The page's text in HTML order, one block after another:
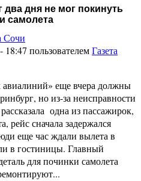
два дня не мог покинуть
самолета
пользователемГазета
еще вчера должны
но из-за неисправности
одна из пассажирок,
рейс сначала задержался
еще час ждали вылета в
в гостиницы. Главный
для починки самолета